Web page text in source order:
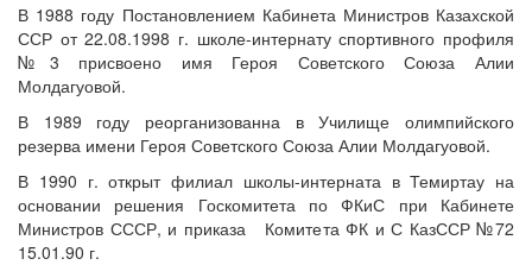
В 1988 году Постановлением Кабинета Министров Казахской
ССР от 22.08.1998 г. школе-интернату спортивного профиля
№3 присвоено имя Героя Советского Союза Алии
Молдагуовой.
В 1989 году реорганизованна в Училище олимпийского
резерва имени Героя Советского Союза Алии Молдагуовой.
В 1990 г. открыт филиал школы-интерната в Темиртау на
основании решения Госкомитета по ФКиС при Кабинете
Министров СССР, и приказа Комитета ФК и С КазССР №72
15.01.90 г.